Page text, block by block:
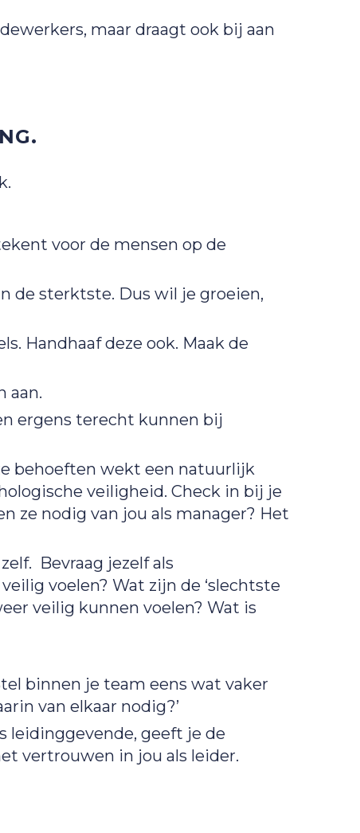
maar draagt ook bij aan
voor de mensen op de
de sterktste. Dus wil je groeien,
Handhaaf deze ook. Maak de
aan.
ergens terecht kunnen bij
behoeften wekt een natuurlijk
veiligheid. Check in bij je
ze nodig van jou als manager? Het
Bevraag jezelf als
voelen? Wat zijn de ‘slechtste
veilig kunnen voelen? Wat is
binnen je team eens wat vaker
van elkaar nodig?’
leidinggevende, geeft je de
vertrouwen in jou als leider.